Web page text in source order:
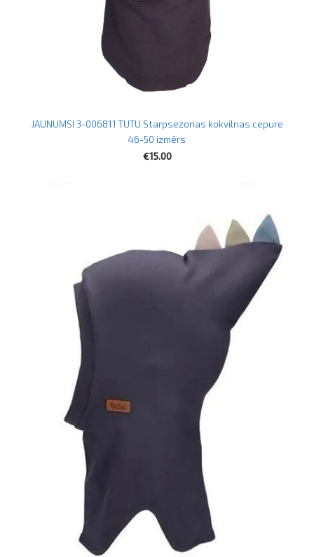
JAUNUMS! 3-006811 TUTU Starpsezonas kokvilnas cepure
46-50 izmērs
€15.00